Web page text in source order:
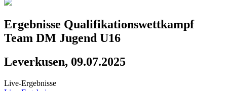
Ergebnisse Qualifikationswettkampf
Team DM Jugend U16
Leverkusen, 09.07.2025
Live-Ergebnisse